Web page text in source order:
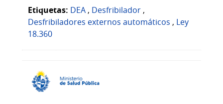
Etiquetas: DEA , Desfribilador ,
Desfribiladores externos automáticos , Ley
18.360